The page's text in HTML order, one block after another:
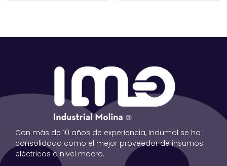
Con más de 10 años de experiencia, Indumol se ha
consolidado como el mejor proveedor de insumos
eléctricos a nivel macro.